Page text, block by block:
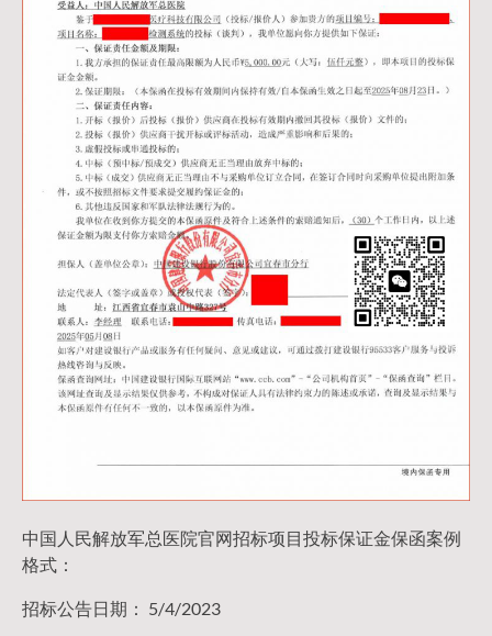
中国人民解放军总医院官网招标项目投标保证金保函案例
格式：
招标公告日期： 5/4/2023